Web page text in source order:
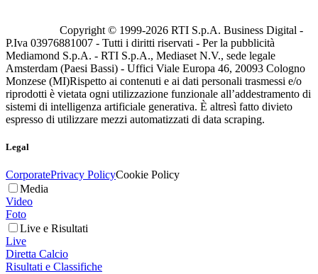
Copyright © 1999-2026 RTI S.p.A. Business Digital -
P.Iva 03976881007 - Tutti i diritti riservati - Per la pubblicità
Mediamond S.p.A. - RTI S.p.A., Mediaset N.V., sede legale
Amsterdam (Paesi Bassi) - Uffici Viale Europa 46, 20093 Cologno
Monzese (MI)Rispetto ai contenuti e ai dati personali trasmessi e/o
riprodotti è vietata ogni utilizzazione funzionale all’addestramento di
sistemi di intelligenza artificiale generativa. È altresì fatto divieto
espresso di utilizzare mezzi automatizzati di data scraping.
Legal
CorporatePrivacy PolicyCookie Policy
Media
Video
Foto
Live e Risultati
Live
Diretta Calcio
Risultati e Classifiche